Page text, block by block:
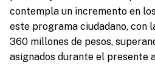
contempla un incremento en
este programa ciudadano, con
360 millones de pesos,
asignados durante el presente